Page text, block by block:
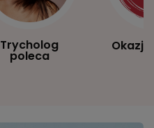
Trycholog
poleca